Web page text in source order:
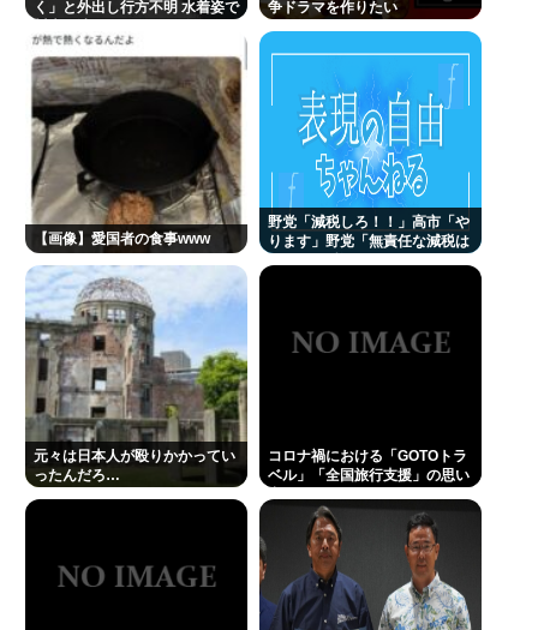
く」と外出し行方不明 水着姿で
争ドラマを作りたい
【画像】愛国者の食事www
野党「減税しろ！！」高市「や
ります」野党「無責任な減税は
元々は日本人が殴りかかってい
ったんだろ…
コロナ禍における「GOTOトラ
ベル」「全国旅行支援」の思い